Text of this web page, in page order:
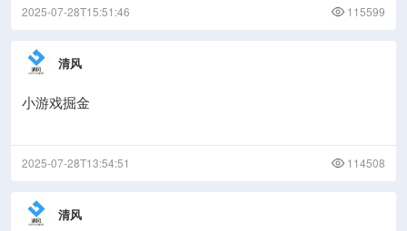
2025-07-28T15:51:46 115599
清风
小游戏掘金
2025-07-28T13:54:51 114508
清风